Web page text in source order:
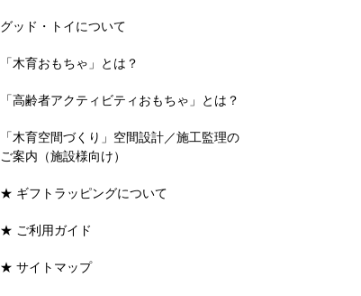
グッド・トイについて
「木育おもちゃ」とは？
「高齢者アクティビティおもちゃ」とは？
「木育空間づくり」空間設計／施工監理の
ご案内（施設様向け）
★ ギフトラッピングについて
★ ご利用ガイド
★ サイトマップ